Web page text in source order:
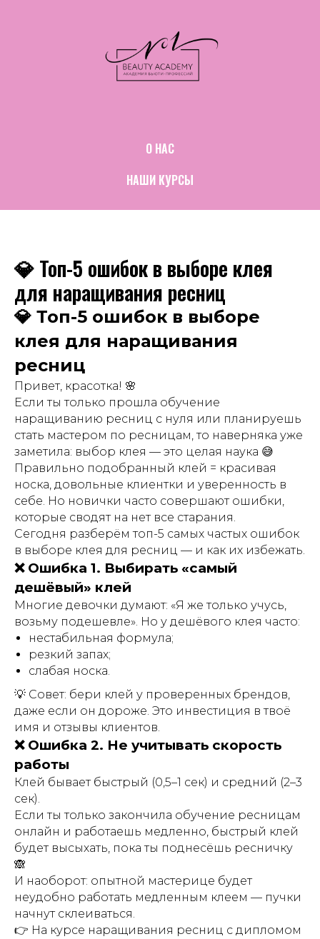
О НАС
НАШИ КУРСЫ
💎 Топ-5 ошибок в выборе клея
для наращивания ресниц
💎 Топ-5 ошибок в выборе
клея для наращивания
ресниц
Привет, красотка! 🌸
Если ты только прошла обучение
наращиванию ресниц с нуля или планируешь
стать мастером по ресницам, то наверняка уже
заметила: выбор клея — это целая наука 😅
Правильно подобранный клей = красивая
носка, довольные клиентки и уверенность в
себе. Но новички часто совершают ошибки,
которые сводят на нет все старания.
Сегодня разберём топ-5 самых частых ошибок
в выборе клея для ресниц — и как их избежать.
❌ Ошибка 1. Выбирать «самый
дешёвый» клей
Многие девочки думают: «Я же только учусь,
возьму подешевле». Но у дешёвого клея часто:
нестабильная формула;
резкий запах;
слабая носка.
💡 Совет: бери клей у проверенных брендов,
даже если он дороже. Это инвестиция в твоё
имя и отзывы клиентов.
❌ Ошибка 2. Не учитывать скорость
работы
Клей бывает быстрый (0,5–1 сек) и средний (2–3
сек).
Если ты только закончила обучение ресницам
онлайн и работаешь медленно, быстрый клей
будет высыхать, пока ты поднесёшь ресничку
🙈
И наоборот: опытной мастерице будет
неудобно работать медленным клеем — пучки
начнут склеиваться.
👉 На курсе наращивания ресниц с дипломом